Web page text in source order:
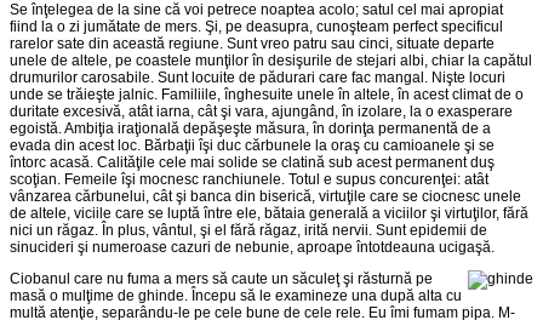
Se înţelegea de la sine că voi petrece noaptea acolo; satul cel mai apropiat
fiind la o zi jumătate de mers. Şi, pe deasupra, cunoşteam perfect specificul
rarelor sate din această regiune. Sunt vreo patru sau cinci, situate departe
unele de altele, pe coastele munţilor în desişurile de stejari albi, chiar la capătul
drumurilor carosabile. Sunt locuite de pădurari care fac mangal. Nişte locuri
unde se trăieşte jalnic. Familiile, înghesuite unele în altele, în acest climat de o
duritate excesivă, atât iarna, cât şi vara, ajungând, în izolare, la o exasperare
egoistă. Ambiţia iraţională depăşeşte măsura, în dorinţa permanentă de a
evada din acest loc. Bărbaţii îşi duc cărbunele la oraş cu camioanele şi se
întorc acasă. Calităţile cele mai solide se clatină sub acest permanent duş
scoţian. Femeile îşi mocnesc ranchiunele. Totul e supus concurenţei: atât
vânzarea cărbunelui, cât şi banca din biserică, virtuţile care se ciocnesc unele
de altele, viciile care se luptă între ele, bătaia generală a viciilor şi virtuţilor, fără
nici un răgaz. În plus, vântul, şi el fără răgaz, irită nervii. Sunt epidemii de
sinucideri şi numeroase cazuri de nebunie, aproape întotdeauna ucigaşă.
Ciobanul care nu fuma a mers să caute un săculeţ şi răsturnă pe
masă o mulţime de ghinde. Începu să le examineze una după alta cu
multă atenţie, separându-le pe cele bune de cele rele. Eu îmi fumam pipa. M-